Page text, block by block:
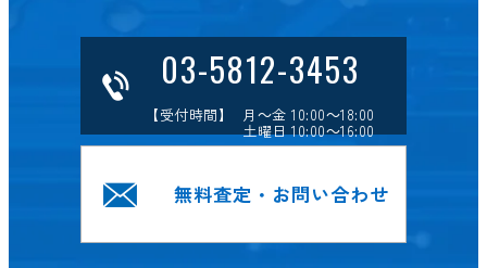
03-5812-3453
【受付時間】 月～金 10:00～18:00
土曜日 10:00～16:00
無料査定・お問い合わせ